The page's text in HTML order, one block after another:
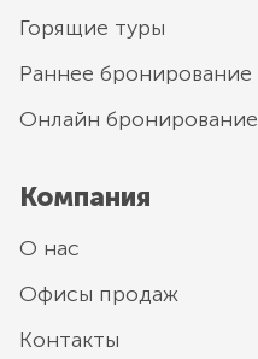
Горящие туры
Раннее бронирование
Онлайн бронирование
Компания
О нас
Офисы продаж
Контакты